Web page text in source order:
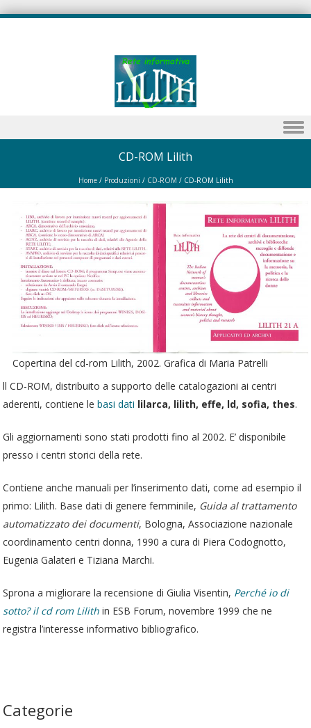
CD-ROM Lilith
Home / Produzioni / CD-ROM / CD-ROM Lilith
Copertina del cd-rom Lilith, 2002. Grafica di Maria Patrelli
ll CD-ROM, distribuito a supporto delle catalogazioni ai centri
aderenti, contiene le basi dati lilarca, lilith, effe, ld, sofia, thes.
Gli aggiornamenti sono stati prodotti fino al 2002. E’ disponibile
presso i centri storici della rete.
Contiene anche manuali per l’inserimento dati, come ad esempio il
primo: Lilith. Base dati di genere femminile, Guida al trattamento
automatizzato dei documenti, Bologna, Associazione nazionale
coordinamento centri donna, 1990 a cura di Piera Codognotto,
Eugenia Galateri e Tiziana Marchi.
Sprona a migliorare la recensione di Giulia Visentin, Perché io di
sotto? il cd rom Lilith in ESB Forum, novembre 1999 che ne
registra l’interesse informativo bibliografico.
Categorie